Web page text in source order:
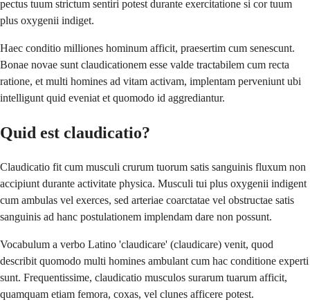
pectus tuum strictum sentiri potest durante exercitatione si cor tuum
plus oxygenii indiget.
Haec conditio milliones hominum afficit, praesertim cum senescunt.
Bonae novae sunt claudicationem esse valde tractabilem cum recta
ratione, et multi homines ad vitam activam, implentam perveniunt ubi
intelligunt quid eveniat et quomodo id aggrediantur.
Quid est claudicatio?
Claudicatio fit cum musculi crurum tuorum satis sanguinis fluxum non
accipiunt durante activitate physica. Musculi tui plus oxygenii indigent
cum ambulas vel exerces, sed arteriae coarctatae vel obstructae satis
sanguinis ad hanc postulationem implendam dare non possunt.
Vocabulum a verbo Latino 'claudicare' (claudicare) venit, quod
describit quomodo multi homines ambulant cum hac conditione experti
sunt. Frequentissime, claudicatio musculos surarum tuarum afficit,
quamquam etiam femora, coxas, vel clunes afficere potest.